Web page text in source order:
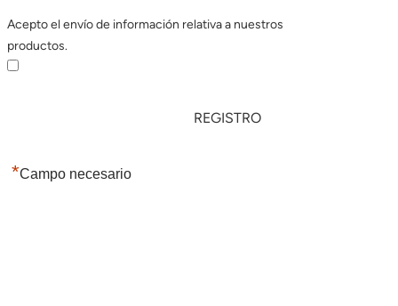
Acepto el envío de información relativa a nuestros
productos.
*Campo necesario